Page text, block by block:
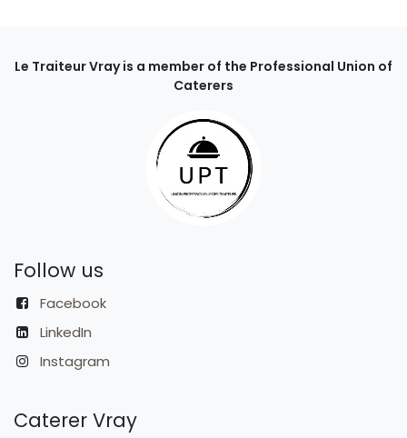
Le Traiteur Vray is a member of the Professional Union of
Caterers
Follow us
Facebook
LinkedIn
Instagram
Caterer Vray